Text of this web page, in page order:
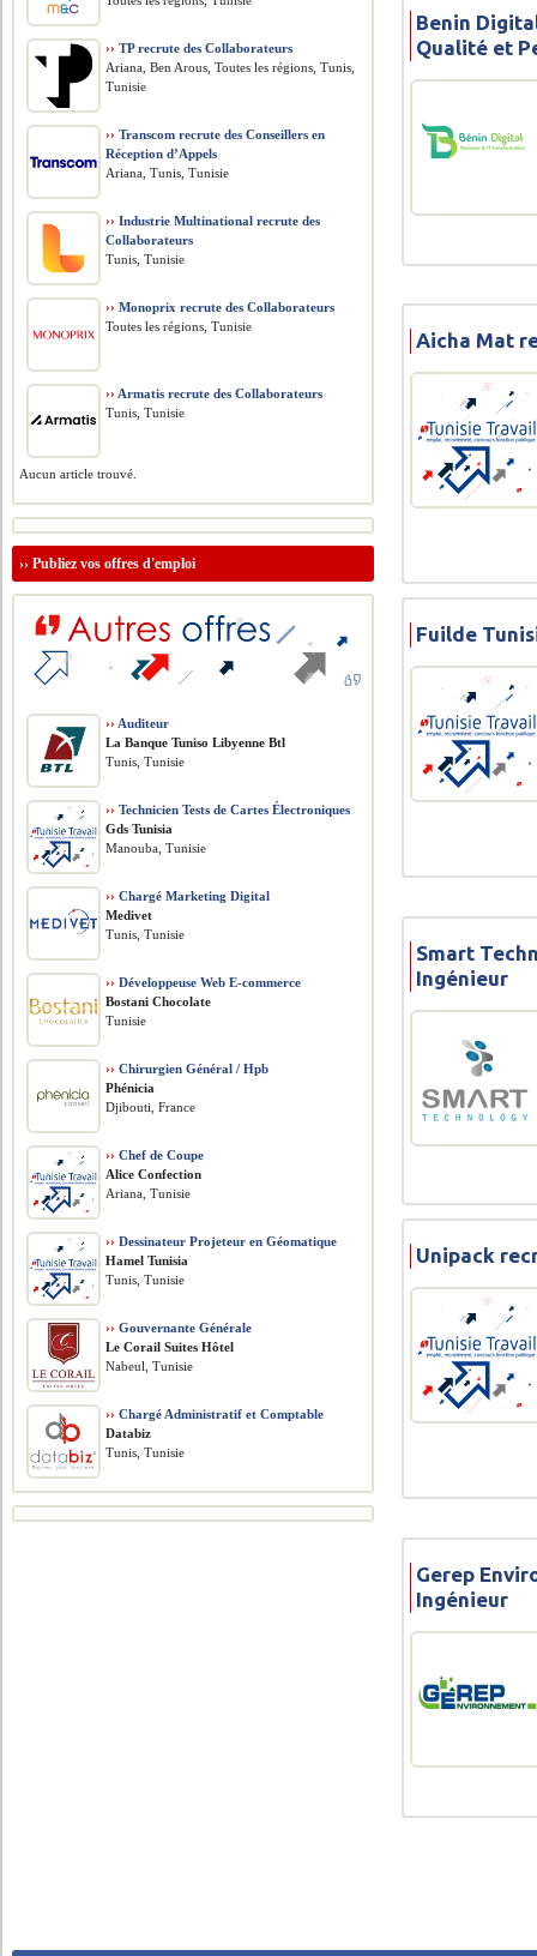
Benin
Qualité et
Aicha Mat
Fuilde
Smart
Ingénieur
Unipack
Gerep
Ingénieur
›› TP recrute des Collaborateurs
Ariana, Ben Arous, Toutes les régions, Tunis,
Tunisie
›› Transcom recrute des Conseillers en
Réception d’Appels
Ariana, Tunis, Tunisie
›› Industrie Multinational recrute des
Collaborateurs
Tunis, Tunisie
›› Monoprix recrute des Collaborateurs
Toutes les régions, Tunisie
›› Armatis recrute des Collaborateurs
Tunis, Tunisie
Aucun article trouvé.
››Publiez vos offres d'emploi
›› Auditeur
La Banque Tuniso Libyenne Btl
Tunis, Tunisie
›› Technicien Tests de Cartes Électroniques
Gds Tunisia
Manouba, Tunisie
›› Chargé Marketing Digital
Medivet
Tunis, Tunisie
›› Développeuse Web E-commerce
Bostani Chocolate
Tunisie
›› Chirurgien Général / Hpb
Phénicia
Djibouti, France
›› Chef de Coupe
Alice Confection
Ariana, Tunisie
›› Dessinateur Projeteur en Géomatique
Hamel Tunisia
Tunis, Tunisie
›› Gouvernante Générale
Le Corail Suites Hôtel
Nabeul, Tunisie
›› Chargé Administratif et Comptable
Databiz
Tunis, Tunisie